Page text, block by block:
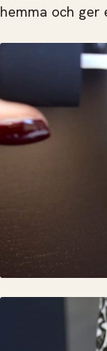
hemma och ger